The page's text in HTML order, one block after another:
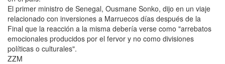
El primer ministro de Senegal, Ousmane Sonko, dijo en un viaje
relacionado con inversiones a Marruecos días después de la
Final que la reacción a la misma debería verse como "arrebatos
emocionales producidos por el fervor y no como divisiones
políticas o culturales".
ZZM